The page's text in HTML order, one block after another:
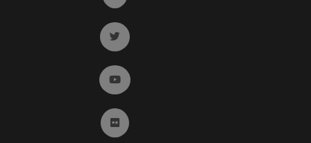
Ir a twitter (abre en ventana nueva)
Ir a YouTube (abre en ventana nueva)
Ir a Flickr (abre en ventana nueva)